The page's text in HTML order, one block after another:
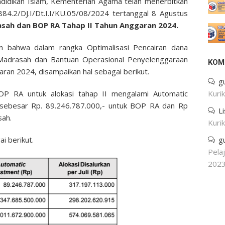
DJ.I/Dt.I.I/KU.05/08/2024 tertanggal 8 Agustus
dan BOP RA Tahap II Tahun Anggaran 2024.
bahwa dalam rangka Optimalisasi Pencairan dana
dan Bantuan Operasional Penyelenggaraan
2024, disampaikan hal sebagai berikut.
RA untuk alokasi tahap II mengalami Automatic
Rp. 89.246.787.000,- untuk BOP RA dan Rp
berikut.